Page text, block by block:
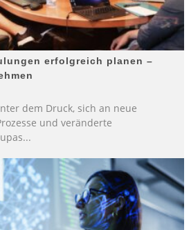
erfolgreich planen –
dem Druck, sich an neue
und veränderte
...